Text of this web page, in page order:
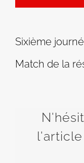
Sixième
Match de la